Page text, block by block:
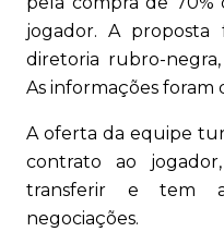
jogador. A proposta
diretoria rubro-
As informações foram
A oferta da equipe
contrato ao
transferir e tem
negociações.